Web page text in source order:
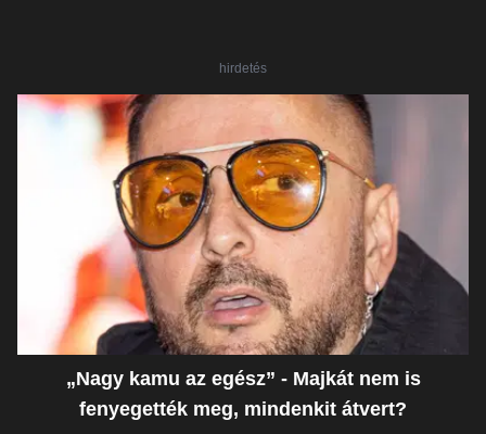
hirdetés
„Nagy kamu az egész” - Majkát nem is
fenyegették meg, mindenkit átvert?